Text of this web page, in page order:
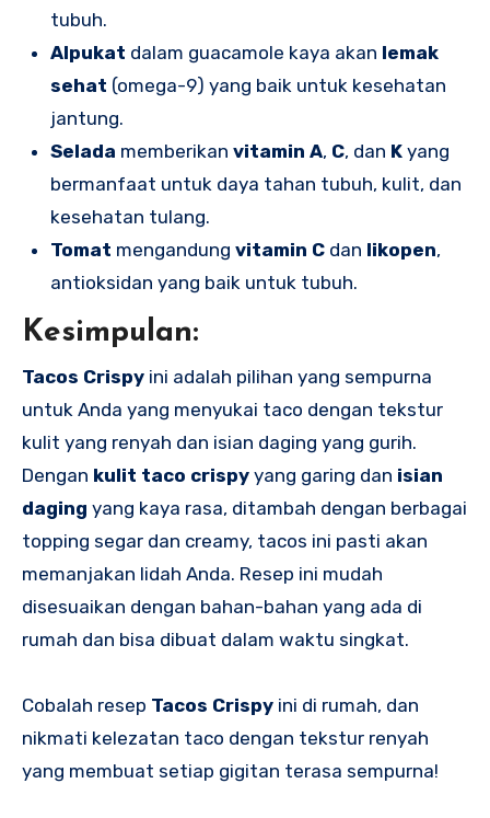
tubuh.
Alpukat dalam guacamole kaya akan lemak
sehat (omega-9) yang baik untuk kesehatan
jantung.
Selada memberikan vitamin A, C, dan Kyang
bermanfaat untuk daya tahan tubuh, kulit, dan
kesehatan tulang.
Tomat mengandung vitamin Cdan likopen,
antioksidan yang baik untuk tubuh.
Kesimpulan:
Tacos Crispy ini adalah pilihan yang sempurna
untuk Anda yang menyukai taco dengan tekstur
kulit yang renyah dan isian daging yang gurih.
Dengan kulit taco crispy yang garing dan isian
daging yang kaya rasa, ditambah dengan berbagai
topping segar dan creamy, tacos ini pasti akan
memanjakan lidah Anda. Resep ini mudah
disesuaikan dengan bahan-bahan yang ada di
rumah dan bisa dibuat dalam waktu singkat.
Cobalah resep Tacos Crispy ini di rumah, dan
nikmati kelezatan taco dengan tekstur renyah
yang membuat setiap gigitan terasa sempurna!